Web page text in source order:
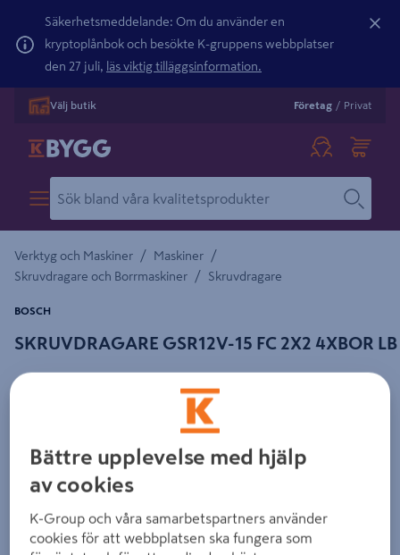
Säkerhetsmeddelande: Om du använder en
kryptoplånbok och besökte K-gruppens webbplatser
den 27 juli, läs viktig tilläggsinformation.
Välj butik Företag / Privat
Verktyg och Maskiner / Maskiner /
Skruvdragare och Borrmaskiner / Skruvdragare
SKRUVDRAGARE GSR12V-15 FC 2X2 4XBOR LB
BOSCH
Detaljerad beskrivning finns i produktbeskrivningsområdet
Föregående
Bättre upplevelse med hjälp
av cookies
K-Group och våra samarbetspartners använder
cookies för att webbplatsen ska fungera som